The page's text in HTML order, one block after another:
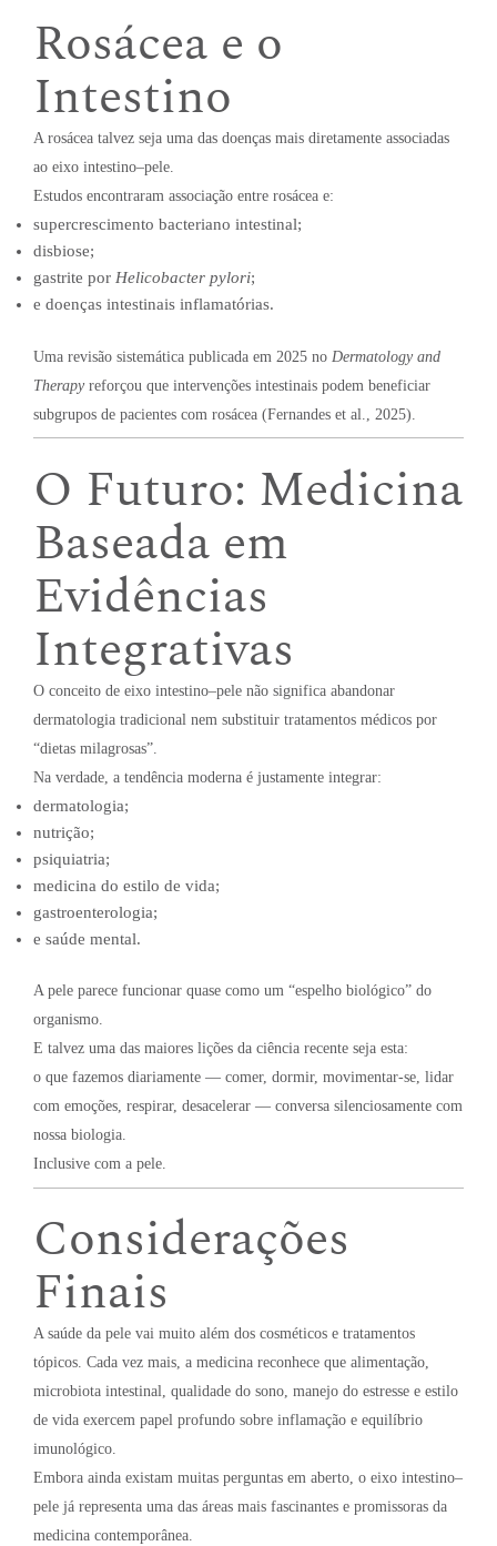
Rosácea e o
Intestino
A rosácea talvez seja uma das doenças mais diretamente associadas
ao eixo intestino–pele.
Estudos encontraram associação entre rosácea e:
supercrescimento bacteriano intestinal;
disbiose;
gastrite por Helicobacter pylori;
e doenças intestinais inflamatórias.
Uma revisão sistemática publicada em 2025 no Dermatology and
Therapyreforçou que intervenções intestinais podem beneficiar
subgrupos de pacientes com rosácea (Fernandes et al., 2025).
O Futuro: Medicina
Baseada em
Evidências
Integrativas
O conceito de eixo intestino–pele não significa abandonar
dermatologia tradicional nem substituir tratamentos médicos por
“dietas milagrosas”.
Na verdade, a tendência moderna é justamente integrar:
dermatologia;
nutrição;
psiquiatria;
medicina do estilo de vida;
gastroenterologia;
e saúde mental.
A pele parece funcionar quase como um “espelho biológico” do
organismo.
E talvez uma das maiores lições da ciência recente seja esta:
o que fazemos diariamente — comer, dormir, movimentar-se, lidar
com emoções, respirar, desacelerar — conversa silenciosamente com
nossa biologia.
Inclusive com a pele.
Considerações
Finais
A saúde da pele vai muito além dos cosméticos e tratamentos
tópicos. Cada vez mais, a medicina reconhece que alimentação,
microbiota intestinal, qualidade do sono, manejo do estresse e estilo
de vida exercem papel profundo sobre inflamação e equilíbrio
imunológico.
Embora ainda existam muitas perguntas em aberto, o eixo intestino–
pele já representa uma das áreas mais fascinantes e promissoras da
medicina contemporânea.